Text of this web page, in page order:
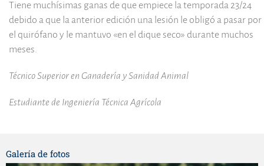
Tiene muchísimas ganas de que empiece la temporada 23/24
debido a que la anterior edición una lesión le obligó a pasar por
el quirófano y le mantuvo «en el dique seco» durante muchos
meses.
Técnico Superior en Ganadería y Sanidad Animal
Estudiante de Ingeniería Técnica Agrícola
Galería de fotos